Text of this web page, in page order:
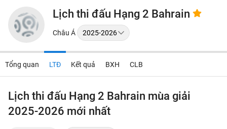
Lịch thi đấu Hạng 2 Bahrain
Châu Á
Tổng quan LTĐ Kết quả BXH CLB
Lịch thi đấu Hạng 2 Bahrain mùa giải
2025-2026 mới nhất